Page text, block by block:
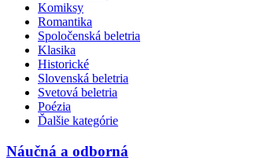
Komiksy
Romantika
Spoločenská beletria
Klasika
Historické
Slovenská beletria
Svetová beletria
Poézia
Ďalšie kategórie
Náučná a odborná